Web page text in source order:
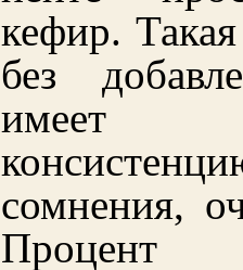
кефир.
без
имеет
сомнения,
Процент